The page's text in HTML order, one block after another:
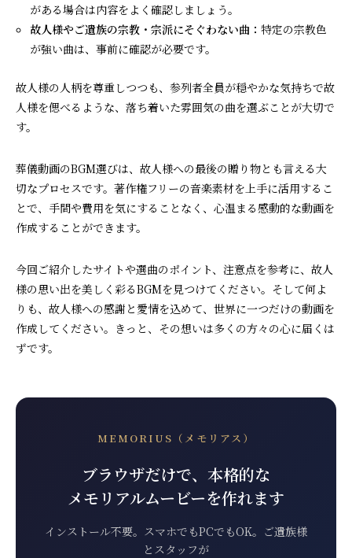
がある場合は内容をよく確認しましょう。
故人様やご遺族の宗教・宗派にそぐわない曲：特定の宗教色
が強い曲は、事前に確認が必要です。
故人様の人柄を尊重しつつも、参列者全員が穏やかな気持ちで故
人様を偲べるような、落ち着いた雰囲気の曲を選ぶことが大切で
す。
葬儀動画のBGM選びは、故人様への最後の贈り物とも言える大
切なプロセスです。著作権フリーの音楽素材を上手に活用するこ
とで、手間や費用を気にすることなく、心温まる感動的な動画を
作成することができます。
今回ご紹介したサイトや選曲のポイント、注意点を参考に、故人
様の思い出を美しく彩るBGMを見つけてください。そして何よ
りも、故人様への感謝と愛情を込めて、世界に一つだけの動画を
作成してください。きっと、その想いは多くの方々の心に届くは
ずです。
MEMORIUS（メモリアス）
ブラウザだけで、本格的な
メモリアルムービーを作れます
インストール不要。スマホでもPCでもOK。ご遺族様
とスタッフが